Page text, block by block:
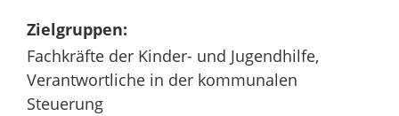
Zielgruppen:
Fachkräfte der Kinder- und Jugendhilfe,
Verantwortliche in der kommunalen
Steuerung